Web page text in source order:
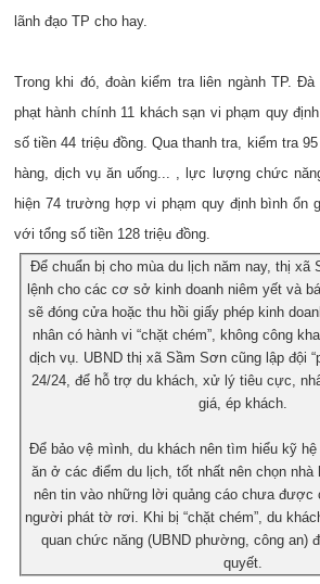
lãnh đạo TP cho hay.
Trong khi đó, đoàn kiểm tra liên ngành TP.
phạt hành chính 11 khách sạn vi phạm quy
số tiền 44 triệu đồng. Qua thanh tra, kiểm tra
hàng, dịch vụ ăn uống... , lực lượng chức
hiện 74 trường hợp vi phạm quy định bình ổn
với tổng số tiền 128 triệu đồng.
Để chuẩn bị cho mùa du lịch năm nay, thị xã
lệnh cho các cơ sở kinh doanh niêm yết và
sẽ đóng cửa hoặc thu hồi giấy phép kinh
nhân có hành vi “chặt chém”, không công
dịch vụ. UBND thị xã Sầm Sơn cũng lập đội
24/24, để hỗ trợ du khách, xử lý tiêu cực,
giá, ép khách.
Để bảo vệ mình, du khách nên tìm hiểu kỹ hệ
ăn ở các điểm du lịch, tốt nhất nên chọn nhà
nên tin vào những lời quảng cáo chưa được
người phát tờ rơi. Khi bị “chặt chém”, du
quan chức năng (UBND phường, công an)
quyết.